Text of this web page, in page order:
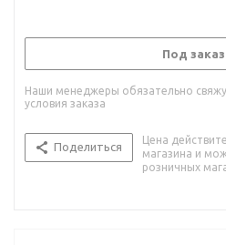
Под заказ
Наши менеджеры обязательно
условия заказа
Поделиться
Цена
магазина и
розничных